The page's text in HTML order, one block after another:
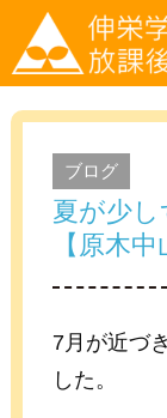
ブログ
夏が少
【原木中
7月が近づ
した。